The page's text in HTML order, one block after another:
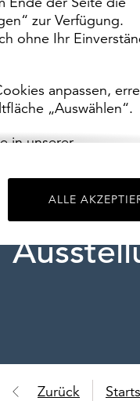
zur Verfügung.
ohne Ihr
anpassen,
„Auswählen“.
in unserer
ALLE
MUSEUMSPORTAL
Zurück